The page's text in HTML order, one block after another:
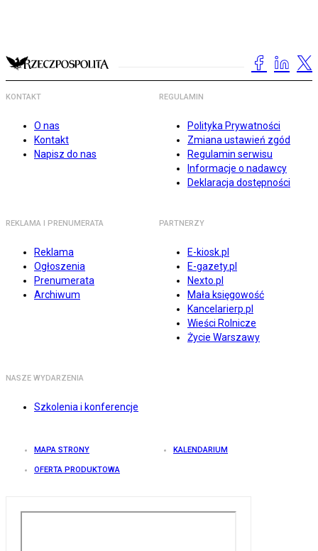
KONTAKT
O nas
Kontakt
Napisz do nas
REGULAMIN
Polityka Prywatności
Zmiana ustawień zgód
Regulamin serwisu
Informacje o nadawcy
Deklaracja dostępności
REKLAMA I PRENUMERATA
Reklama
Ogłoszenia
Prenumerata
Archiwum
PARTNERZY
E-kiosk.pl
E-gazety.pl
Nexto.pl
Mała księgowość
Kancelarierp.pl
Wieści Rolnicze
Życie Warszawy
NASZE WYDARZENIA
Szkolenia i konferencje
MAPA STRONY KALENDARIUM
OFERTA PRODUKTOWA